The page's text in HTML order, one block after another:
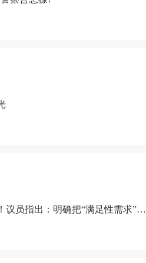
员指出：明确把“满足性需求”排